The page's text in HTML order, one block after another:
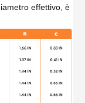
effettivo, è